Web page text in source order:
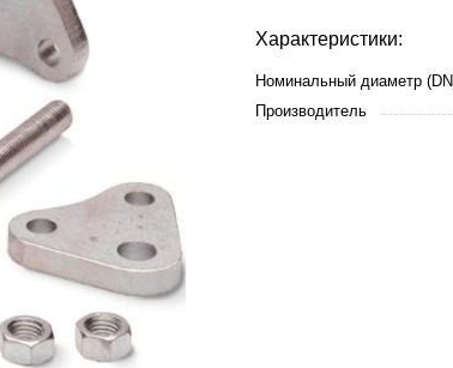
Характеристики:
Номинальный диаметр
Производитель